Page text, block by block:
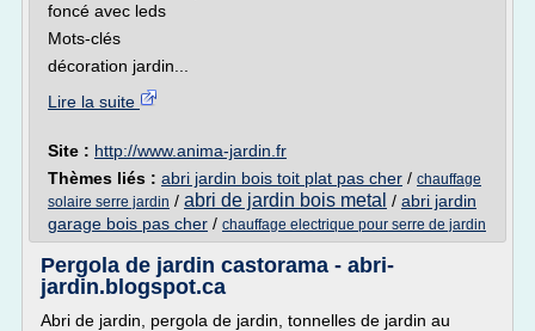
foncé avec leds
Mots-clés
décoration jardin...
Lire la suite
Site : http://www.anima-jardin.fr
Thèmes liés : abri jardin bois toit plat pas cher / chauffage
solaire serre jardin / abri de jardin bois metal / abri jardin
garage bois pas cher / chauffage electrique pour serre de jardin
Pergola de jardin castorama - abri-
jardin.blogspot.ca
Abri de jardin, pergola de jardin, tonnelles de jardin au